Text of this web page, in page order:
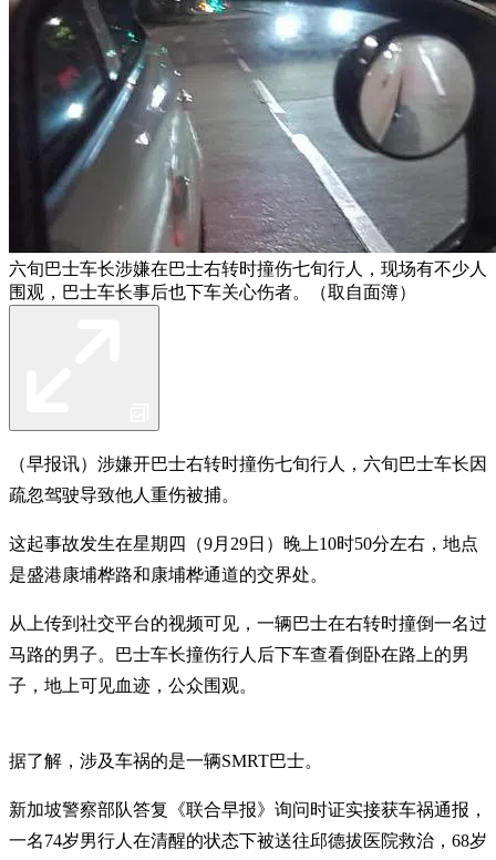
六旬巴士车长涉嫌在巴士右转时撞伤七旬行人，现场有不少人
围观，巴士车长事后也下车关心伤者。（取自面簿）
（早报讯）涉嫌开巴士右转时撞伤七旬行人，六旬巴士车长因
疏忽驾驶导致他人重伤被捕。
这起事故发生在星期四（9月29日）晚上10时50分左右，地点
是盛港康埔桦路和康埔桦通道的交界处。
从上传到社交平台的视频可见，一辆巴士在右转时撞倒一名过
马路的男子。巴士车长撞伤行人后下车查看倒卧在路上的男
子，地上可见血迹，公众围观。
据了解，涉及车祸的是一辆SMRT巴士。
新加坡警察部队答复《联合早报》询问时证实接获车祸通报，
一名74岁男行人在清醒的状态下被送往邱德拔医院救治，68岁